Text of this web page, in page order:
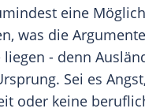
eine
was die
- denn
Sei es
oder keine